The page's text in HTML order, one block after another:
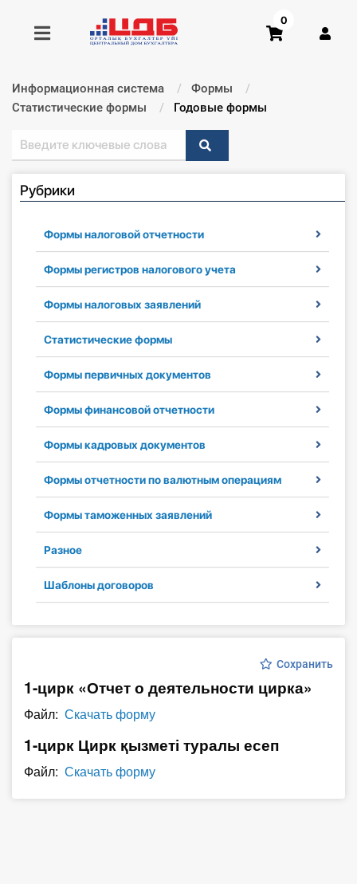
Получить консультацию
Купить доступ
Главная ИС
Формы
Консультации
Правовая база
Библиотека бухгалтера
Инструменты
Вебинары
Справочник бухгалтера
Участник ВЭД
Практика ИП
Кадры. Труд. Зарплата.
Интернет-магазин
Обучение
Тарифы
0
Информационная система
Формы
Статистические формы
Текущий:
Годовые формы
Рубрики
Формы налоговой отчетности
Формы регистров налогового учета
Формы налоговых заявлений
Статистические формы
Формы первичных документов
Формы финансовой отчетности
Формы кадровых документов
Формы отчетности по валютным операциям
Формы таможенных заявлений
Разное
Шаблоны договоров
Сохранить
1-цирк «Отчет о деятельности цирка»
Файл: Скачать форму
1-цирк Цирк қызметі туралы есеп
Файл: Скачать форму